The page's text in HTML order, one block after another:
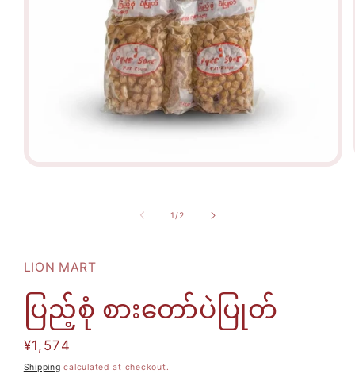
1 /of
2
LION MART
ပြည့်စုံ စားတော်ပဲပြုတ်
Regular
price
¥1,574
Shipping calculated at checkout.